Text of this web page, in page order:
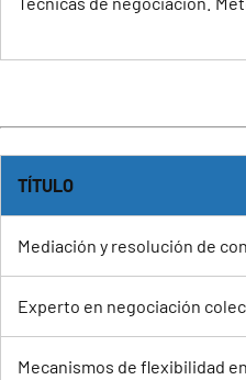
TÍTULO
Mediación y resolución de
Experto en negociación
Mecanismos de flexibilidad